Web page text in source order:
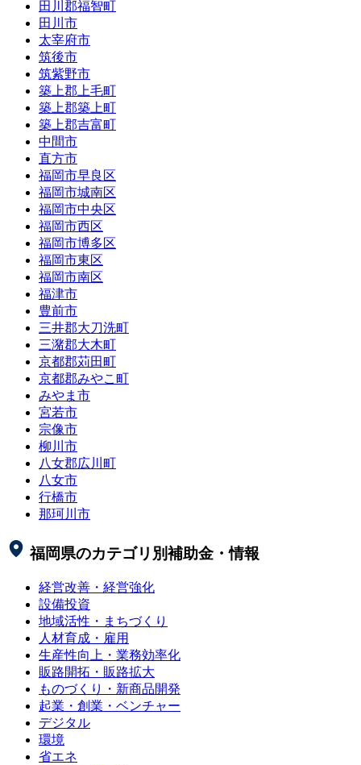
田川郡福智町
田川市
太宰府市
筑後市
筑紫野市
築上郡上毛町
築上郡築上町
築上郡吉富町
中間市
直方市
福岡市早良区
福岡市城南区
福岡市中央区
福岡市西区
福岡市博多区
福岡市東区
福岡市南区
福津市
豊前市
三井郡大刀洗町
三潴郡大木町
京都郡苅田町
京都郡みやこ町
みやま市
宮若市
宗像市
柳川市
八女郡広川町
八女市
行橋市
那珂川市
福岡県のカテゴリ別補助金・情報
経営改善・経営強化
設備投資
地域活性・まちづくり
人材育成・雇用
生産性向上・業務効率化
販路開拓・販路拡大
ものづくり・新商品開発
起業・創業・ベンチャー
デジタル
環境
省エネ